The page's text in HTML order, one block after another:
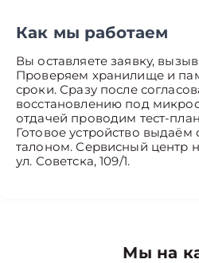
Как мы работаем
Вы оставляете заявку,
Проверяем хранилище и
сроки. Сразу после
восстановлению под
отдачей проводим тест-
Готовое устройство выдаём
талоном. Сервисный центр
ул. Советска, 109/1.
Мы на